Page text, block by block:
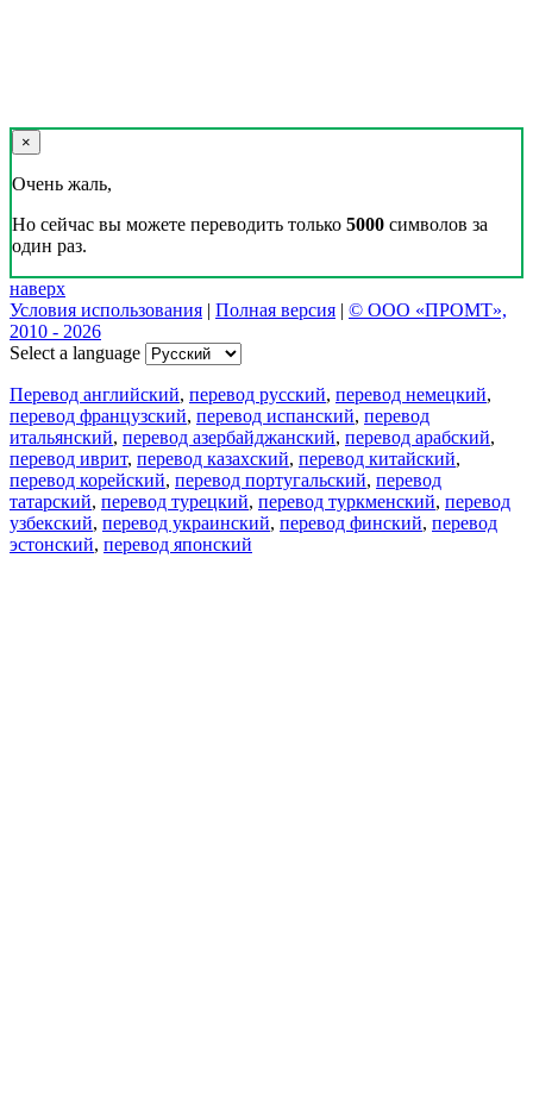
×
Очень жаль,
Но сейчас вы можете переводить только 5000 символов за
один раз.
наверх
Условия использования | Полная версия | © ООО «ПРОМТ»,
2010 - 2026
Select a language
Перевод английский, перевод русский, перевод немецкий,
перевод французский, перевод испанский, перевод
итальянский, перевод азербайджанский, перевод арабский,
перевод иврит, перевод казахский, перевод китайский,
перевод корейский, перевод португальский, перевод
татарский, перевод турецкий, перевод туркменский, перевод
узбекский, перевод украинский, перевод финский, перевод
эстонский, перевод японский